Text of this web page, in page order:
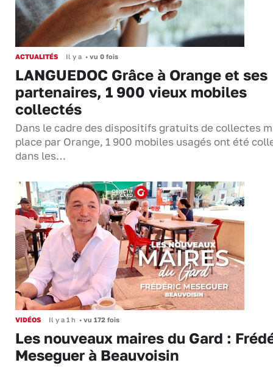
ACTUALITÉS Il y a • vu 0 fois
LANGUEDOC Grâce à Orange et ses
partenaires, 1 900 vieux mobiles
collectés
Dans le cadre des dispositifs gratuits de collectes
place par Orange, 1 900 mobiles usagés ont été
dans les…
VIDÉOS Il y a 1 h • vu 172 fois
Les nouveaux maires du Gard :
Meseguer à Beauvoisin